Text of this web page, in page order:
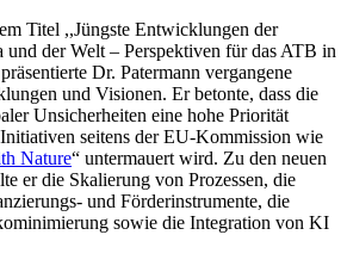
Titel ,,Jüngste Entwicklungen der
der Welt – Perspektiven für das ATB in
Dr. Patermann vergangene
und Visionen. Er betonte, dass die
Unsicherheiten eine hohe Priorität
seitens der EU-Kommission wie
Nature“ untermauert wird. Zu den neuen
er die Skalierung von Prozessen, die
und Förderinstrumente, die
sowie die Integration von KI